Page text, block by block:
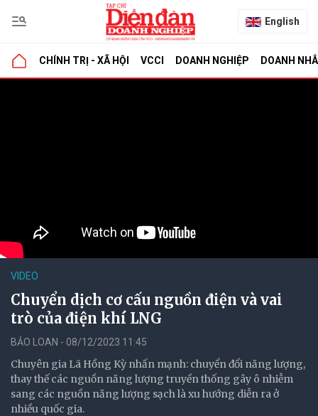
English
CHÍNH TRỊ - XÃ HỘI VCCI DOANH NGHIỆP DOANH
VIDEO
Chuyển dịch cơ cấu nguồn điện và vai
trò của điện khí LNG
BẢO LOAN - 08/12/2023 11:45
Chuyên gia Lã Hồng Kỳ nhấn mạnh: chuyển đổi năng lượng,
thay thế các nguồn năng lượng truyền thống gây ô nhiễm
sang các nguồn năng lượng sạch là xu hướng diễn ra ở
nhiều quốc gia.